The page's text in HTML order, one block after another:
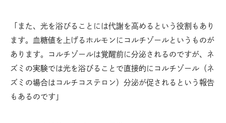
「また、光を浴びることには代謝を高めるという役割もあり
ます。血糖値を上げるホルモンにコルチゾールというものが
あります。コルチゾールは覚醒前に分泌されるのですが、ネ
ズミの実験では光を浴びることで直接的にコルチゾール（ネ
ズミの場合はコルチコステロン）分泌が促されるという報告
もあるのです」